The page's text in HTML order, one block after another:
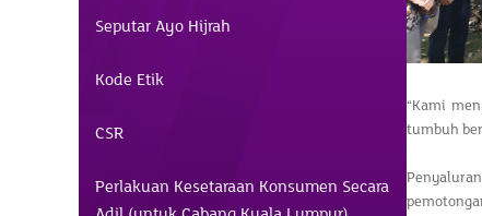
Seputar Ayo Hijrah
Kode Etik
CSR
Perlakuan Kesetaraan Konsumen Secara
“Kami
tumbuh